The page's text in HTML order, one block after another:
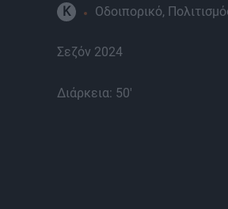
K Οδοιπορικό,
Σεζόν 2024
Διάρκεια: 50'